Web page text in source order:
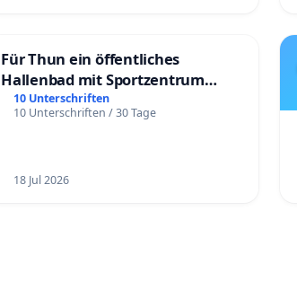
Für Thun ein öffentliches
Hallenbad mit Sportzentrum
schaffen
10 Unterschriften
10 Unterschriften / 30 Tage
18 Jul 2026